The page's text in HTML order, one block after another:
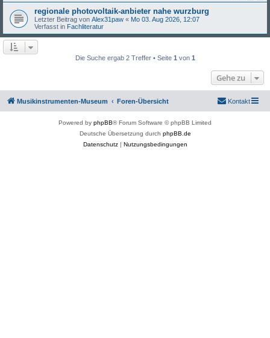
regionale photovoltaik-anbieter nahe wurzburg
Letzter Beitrag von Alex31paw « Mo 03. Aug 2026, 12:07
Verfasst in Fachliteratur
Die Suche ergab 2 Treffer • Seite 1 von 1
Gehe zu
Musikinstrumenten-Museum Foren-Übersicht Kontakt
Powered by phpBB® Forum Software © phpBB Limited
Deutsche Übersetzung durch phpBB.de
Datenschutz| Nutzungsbedingungen